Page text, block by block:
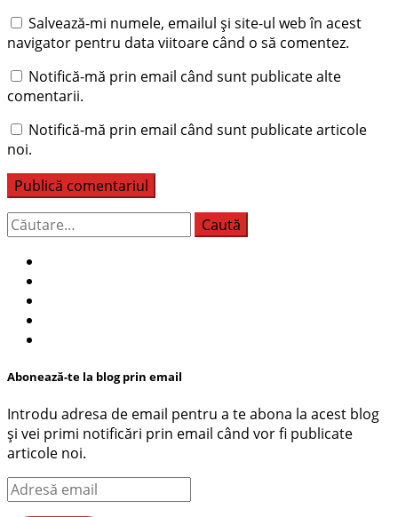
Salvează-mi numele, emailul și site-ul web în acest
navigator pentru data viitoare când o să comentez.
Notifică-mă prin email când sunt publicate alte
comentarii.
Notifică-mă prin email când sunt publicate articole
noi.
Caută
după:
Abonează-te la blog prin email
Introdu adresa de email pentru a te abona la acest blog
și vei primi notificări prin email când vor fi publicate
articole noi.
Adresă
email